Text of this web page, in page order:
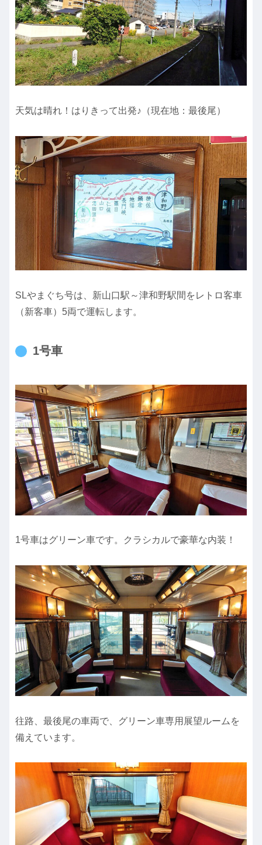
天気は晴れ！はりきって出発♪（現在地：最後尾）
SLやまぐち号は、新山口駅～津和野駅間をレトロ客車
（新客車）5両で運転します。
1号車
1号車はグリーン車です。クラシカルで豪華な内装！
往路、最後尾の車両で、グリーン車専用展望ルームを
備えています。